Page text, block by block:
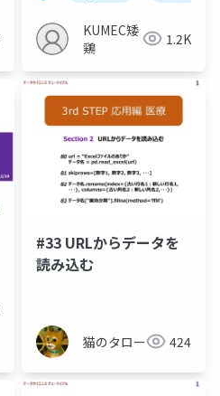
KUMEC矮
鶏
1.2K
#33 URLからデータを
読み込む
猫のタロー 424